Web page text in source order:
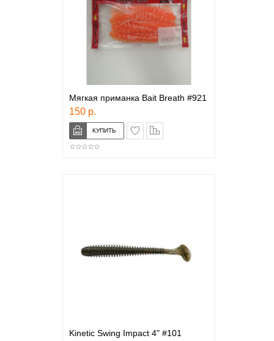
Мягкая приманка Bait Breath #921
150 р.
в закладки
Kinetic Swing Impact 4" #101